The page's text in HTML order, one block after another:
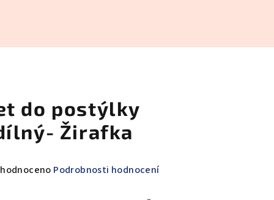
do postýlky
Žirafka
Podrobnosti hodnocení